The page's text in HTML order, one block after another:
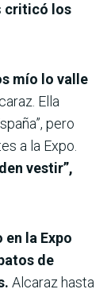
criticó los
mío lo valle
Ella
pero
a la Expo.
vestir”,
en la Expo
de
Alcaraz hasta